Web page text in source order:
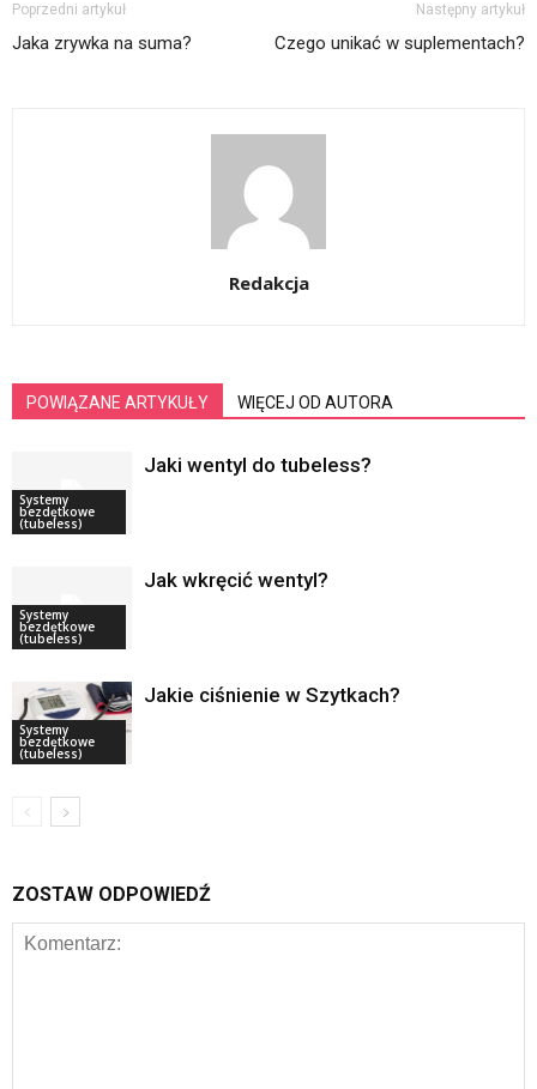
Poprzedni artykuł
Jaka zrywka na suma?
Następny artykuł
Czego unikać w suplementach?
Redakcja
POWIĄZANE ARTYKUŁY WIĘCEJ OD AUTORA
Systemy
bezdętkowe
(tubeless)
Jaki wentyl do tubeless?
Systemy
bezdętkowe
(tubeless)
Jak wkręcić wentyl?
Systemy
bezdętkowe
(tubeless)
Jakie ciśnienie w Szytkach?
ZOSTAW ODPOWIEDŹ